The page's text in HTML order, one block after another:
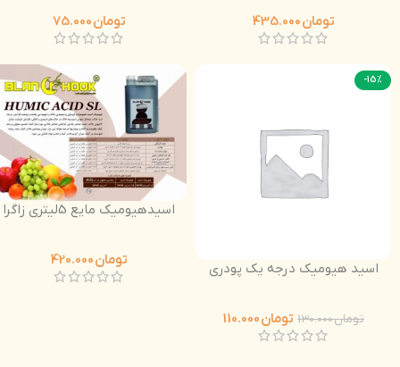
تومان
تومان
-15%
اسید هیومیک درجه یک پودری
تومان130.000 تومان
اسیدهیومیک مایع 5لیتری زاگرا
تومان